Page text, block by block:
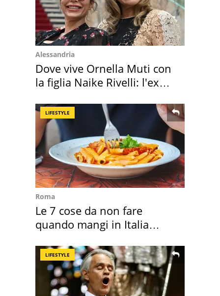
Alessandria
Dove vive Ornella Muti con
la figlia Naike Rivelli: l'ex
LIFESTYLE
Roma
Le 7 cose da non fare
quando mangi in Italia
LIFESTYLE